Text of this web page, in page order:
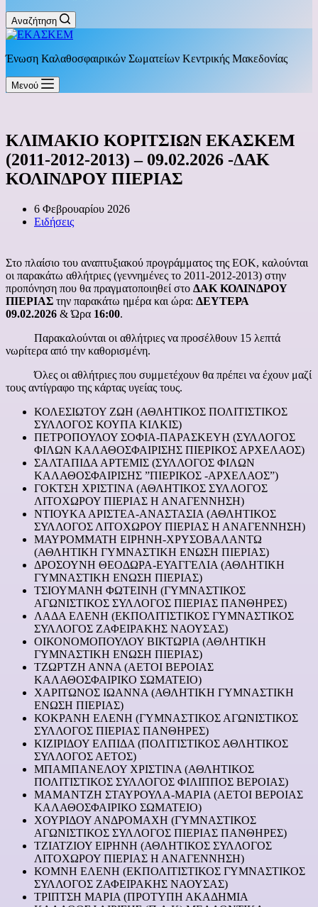
Αναζήτηση
Ένωση Καλαθοσφαιρικών Σωματείων Κεντρικής Μακεδονίας
Μενού
ΚΛΙΜΑΚΙΟ ΚΟΡΙΤΣΙΩΝ ΕΚΑΣΚΕΜ
(2011-2012-2013) – 09.02.2026 -ΔΑΚ
ΚΟΛΙΝΔΡΟΥ ΠΙΕΡΙΑΣ
6 Φεβρουαρίου 2026
Ειδήσεις
Στο πλαίσιο του αναπτυξιακού προγράμματος της ΕΟΚ, καλούνται
οι παρακάτω αθλήτριες (γεννημένες το 2011-2012-2013) στην
προπόνηση που θα πραγματοποιηθεί στο ΔΑΚ ΚΟΛΙΝΔΡΟΥ
ΠΙΕΡΙΑΣ την παρακάτω ημέρα και ώρα: ΔΕΥΤΕΡΑ
09.02.2026 & Ώρα 16:00.
Παρακαλούνται οι αθλήτριες να προσέλθουν 15 λεπτά
νωρίτερα από την καθορισμένη.
Όλες οι αθλήτριες που συμμετέχουν θα πρέπει να έχουν μαζί
τους αντίγραφο της κάρτας υγείας τους.
ΚΟΛΕΣΙΩΤΟΥ ΖΩΗ (ΑΘΛΗΤΙΚΟΣ ΠΟΛΙΤΙΣΤΙΚΟΣ
ΣΥΛΛΟΓΟΣ ΚΟΥΠΑ ΚΙΛΚΙΣ)
ΠΕΤΡΟΠΟΥΛΟΥ ΣΟΦΙΑ-ΠΑΡΑΣΚΕΥΗ (ΣΥΛΛΟΓΟΣ
ΦΙΛΩΝ ΚΑΛΑΘΟΣΦΑΙΡΙΣΗΣ ΠΙΕΡΙΚΟΣ ΑΡΧΕΛΑΟΣ)
ΣΑΛΤΑΠΙΔΑ ΑΡΤΕΜΙΣ (ΣΥΛΛΟΓΟΣ ΦΙΛΩΝ
ΚΑΛΑΘΟΣΦΑΙΡΙΣΗΣ ”ΠΙΕΡΙΚΟΣ -ΑΡΧΕΛΑΟΣ”)
ΓΟΚΤΣΗ ΧΡΙΣΤΙΝΑ (ΑΘΛΗΤΙΚΟΣ ΣΥΛΛΟΓΟΣ
ΛΙΤΟΧΩΡΟΥ ΠΙΕΡΙΑΣ Η ΑΝΑΓΕΝΝΗΣΗ)
ΝΤΙΟΥΚΑ ΑΡΙΣΤΕΑ-ΑΝΑΣΤΑΣΙΑ (ΑΘΛΗΤΙΚΟΣ
ΣΥΛΛΟΓΟΣ ΛΙΤΟΧΩΡΟΥ ΠΙΕΡΙΑΣ Η ΑΝΑΓΕΝΝΗΣΗ)
ΜΑΥΡΟΜΜΑΤΗ ΕΙΡΗΝΗ-ΧΡΥΣΟΒΑΛΑΝΤΩ
(ΑΘΛΗΤΙΚΗ ΓΥΜΝΑΣΤΙΚΗ ΕΝΩΣΗ ΠΙΕΡΙΑΣ)
ΔΡΟΣΟΥΝΗ ΘΕΟΔΩΡΑ-ΕΥΑΓΓΕΛΙΑ (ΑΘΛΗΤΙΚΗ
ΓΥΜΝΑΣΤΙΚΗ ΕΝΩΣΗ ΠΙΕΡΙΑΣ)
ΤΣΙΟΥΜΑΝΗ ΦΩΤΕΙΝΗ (ΓΥΜΝΑΣΤΙΚΟΣ
ΑΓΩΝΙΣΤΙΚΟΣ ΣΥΛΛΟΓΟΣ ΠΙΕΡΙΑΣ ΠΑΝΘΗΡΕΣ)
ΛΑΔΑ ΕΛΕΝΗ (ΕΚΠΟΛΙΤΙΣΤΙΚΟΣ ΓΥΜΝΑΣΤΙΚΟΣ
ΣΥΛΛΟΓΟΣ ΖΑΦΕΙΡΑΚΗΣ ΝΑΟΥΣΑΣ)
ΟΙΚΟΝΟΜΟΠΟΥΛΟΥ ΒΙΚΤΩΡΙΑ (ΑΘΛΗΤΙΚΗ
ΓΥΜΝΑΣΤΙΚΗ ΕΝΩΣΗ ΠΙΕΡΙΑΣ)
ΤΖΩΡΤΖΗ ΑΝΝΑ (ΑΕΤΟΙ ΒΕΡΟΙΑΣ
ΚΑΛΑΘΟΣΦΑΙΡΙΚΟ ΣΩΜΑΤΕΙΟ)
ΧΑΡΙΤΩΝΟΣ ΙΩΑΝΝΑ (ΑΘΛΗΤΙΚΗ ΓΥΜΝΑΣΤΙΚΗ
ΕΝΩΣΗ ΠΙΕΡΙΑΣ)
ΚΟΚΡΑΝΗ ΕΛΕΝΗ (ΓΥΜΝΑΣΤΙΚΟΣ ΑΓΩΝΙΣΤΙΚΟΣ
ΣΥΛΛΟΓΟΣ ΠΙΕΡΙΑΣ ΠΑΝΘΗΡΕΣ)
ΚΙΖΙΡΙΔΟΥ ΕΛΠΙΔΑ (ΠΟΛΙΤΙΣΤΙΚΟΣ ΑΘΛΗΤΙΚΟΣ
ΣΥΛΛΟΓΟΣ ΑΕΤΟΣ)
ΜΠΑΜΠΑΝΕΛΟΥ ΧΡΙΣΤΙΝΑ (ΑΘΛΗΤΙΚΟΣ
ΠΟΛΙΤΙΣΤΙΚΟΣ ΣΥΛΛΟΓΟΣ ΦΙΛΙΠΠΟΣ ΒΕΡΟΙΑΣ)
ΜΑΜΑΝΤΖΗ ΣΤΑΥΡΟΥΛΑ-ΜΑΡΙΑ (ΑΕΤΟΙ ΒΕΡΟΙΑΣ
ΚΑΛΑΘΟΣΦΑΙΡΙΚΟ ΣΩΜΑΤΕΙΟ)
ΧΟΥΡΙΔΟΥ ΑΝΔΡΟΜΑΧΗ (ΓΥΜΝΑΣΤΙΚΟΣ
ΑΓΩΝΙΣΤΙΚΟΣ ΣΥΛΛΟΓΟΣ ΠΙΕΡΙΑΣ ΠΑΝΘΗΡΕΣ)
ΤΖΙΑΤΖΙΟΥ ΕΙΡΗΝΗ (ΑΘΛΗΤΙΚΟΣ ΣΥΛΛΟΓΟΣ
ΛΙΤΟΧΩΡΟΥ ΠΙΕΡΙΑΣ Η ΑΝΑΓΕΝΝΗΣΗ)
ΚΟΜΝΗ ΕΛΕΝΗ (ΕΚΠΟΛΙΤΙΣΤΙΚΟΣ ΓΥΜΝΑΣΤΙΚΟΣ
ΣΥΛΛΟΓΟΣ ΖΑΦΕΙΡΑΚΗΣ ΝΑΟΥΣΑΣ)
ΤΡΙΠΤΣΗ ΜΑΡΙΑ (ΠΡΟΤΥΠΗ ΑΚΑΔΗΜΙΑ